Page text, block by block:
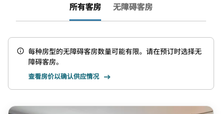
所有客房 无障碍客房
每种房型的无障碍客房数量可能有限。请在预订时选择无
障碍客房。
查看房价以确认供应情况